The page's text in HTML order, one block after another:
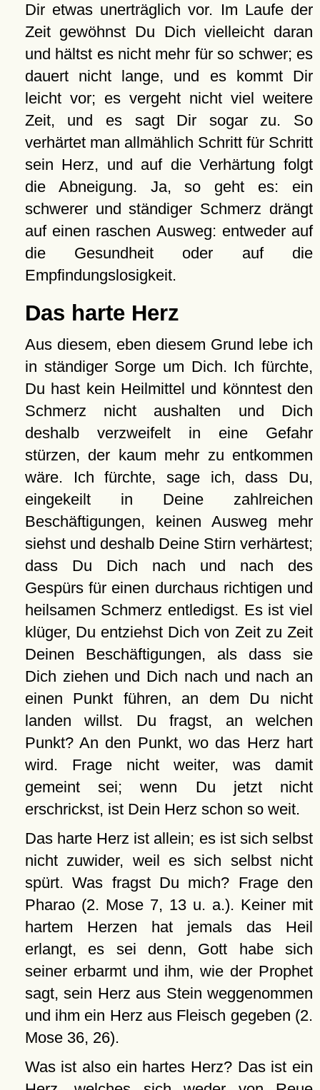
Dir etwas unerträglich vor. Im Laufe der
Zeit gewöhnst Du Dich vielleicht daran
und hältst es nicht mehr für so schwer; es
dauert nicht lange, und es kommt Dir
leicht vor; es vergeht nicht viel weitere
Zeit, und es sagt Dir sogar zu. So
verhärtet man allmählich Schritt für Schritt
sein Herz, und auf die Verhärtung folgt
die Abneigung. Ja, so geht es: ein
schwerer und ständiger Schmerz drängt
auf einen raschen Ausweg: entweder auf
die Gesundheit oder auf die
Empfindungslosigkeit.
Das harte Herz
Aus diesem, eben diesem Grund lebe ich
in ständiger Sorge um Dich. Ich fürchte,
Du hast kein Heilmittel und könntest den
Schmerz nicht aushalten und Dich
deshalb verzweifelt in eine Gefahr
stürzen, der kaum mehr zu entkommen
wäre. Ich fürchte, sage ich, dass Du,
eingekeilt in Deine zahlreichen
Beschäftigungen, keinen Ausweg mehr
siehst und deshalb Deine Stirn verhärtest;
dass Du Dich nach und nach des
Gespürs für einen durchaus richtigen und
heilsamen Schmerz entledigst. Es ist viel
klüger, Du entziehst Dich von Zeit zu Zeit
Deinen Beschäftigungen, als dass sie
Dich ziehen und Dich nach und nach an
einen Punkt führen, an dem Du nicht
landen willst. Du fragst, an welchen
Punkt? An den Punkt, wo das Herz hart
wird. Frage nicht weiter, was damit
gemeint sei; wenn Du jetzt nicht
erschrickst, ist Dein Herz schon so weit.
Das harte Herz ist allein; es ist sich selbst
nicht zuwider, weil es sich selbst nicht
spürt. Was fragst Du mich? Frage den
Pharao (2. Mose 7, 13 u. a.). Keiner mit
hartem Herzen hat jemals das Heil
erlangt, es sei denn, Gott habe sich
seiner erbarmt und ihm, wie der Prophet
sagt, sein Herz aus Stein weggenommen
und ihm ein Herz aus Fleisch gegeben (2.
Mose 36, 26).
Was ist also ein hartes Herz? Das ist ein